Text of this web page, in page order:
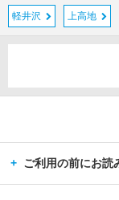
軽井沢 上高地
ご利用の前にお読